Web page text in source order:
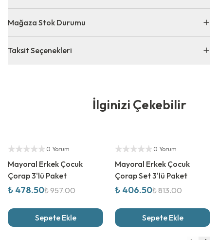
Mağaza Stok Durumu
Taksit Seçenekleri
İlginizi Çekebilir
Yetkili Satıcı
0 Yorum
Mayoral Erkek Çocuk
Çorap 3'lü Paket
₺ 478.50₺ 957.00
Sepete Ekle
Yetkili Satıcı
0 Yorum
Mayoral Erkek Çocuk
Çorap Set 3'lü Paket
₺ 406.50₺ 813.00
Sepete Ekle